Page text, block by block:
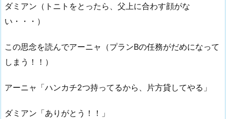
ダミアン（トニトをとったら、父上に合わす顔がな
い・・・）
この思念を読んでアーニャ（プランBの任務がだめになって
しまう！！）
アーニャ「ハンカチ2つ持ってるから、片方貸してやる」
ダミアン「ありがとう！！」